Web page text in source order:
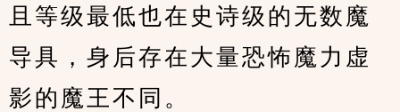
且等级最低也在史诗级的无数魔
导具，身后存在大量恐怖魔力虚
影的魔王不同。